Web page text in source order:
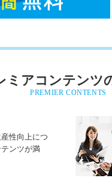
ミアコンテンツ
PREMIER CONTENTS
性向上につ
ンツが満